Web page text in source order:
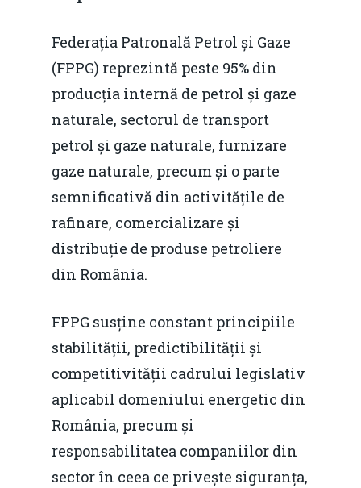
Federația Patronală Petrol și Gaze
(FPPG) reprezintă peste 95% din
producția internă de petrol și gaze
naturale, sectorul de transport
petrol și gaze naturale, furnizare
gaze naturale, precum și o parte
semnificativă din activitățile de
rafinare, comercializare și
distribuție de produse petroliere
din România.
FPPG susține constant principiile
stabilității, predictibilității și
competitivității cadrului legislativ
aplicabil domeniului energetic din
România, precum și
responsabilitatea companiilor din
sector în ceea ce privește siguranța,
IMM
Rolul băncilor în
IMM
Redresare vs.
Fiscalitate pentru o
Durabilă
Martie 2015
Agribusiness
pentru o Românie
Piața gazelor naturale:
predictibilitate,
concurență.
Daniel Apostol
Email: